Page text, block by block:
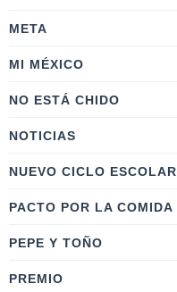
META
MI MÉXICO
NO ESTÁ CHIDO
NOTICIAS
NUEVO CICLO ESCOLAR
PACTO POR LA COMIDA
PEPE Y TOÑO
PREMIO